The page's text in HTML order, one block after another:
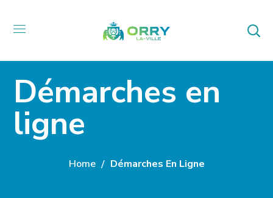
Démarches en
ligne
Home Démarches En Ligne